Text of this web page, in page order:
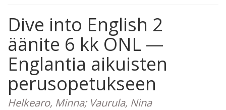
Dive into English 2
äänite 6 kk ONL —
Englantia aikuisten
perusopetukseen
Helkearo, Minna; Vaurula, Nina